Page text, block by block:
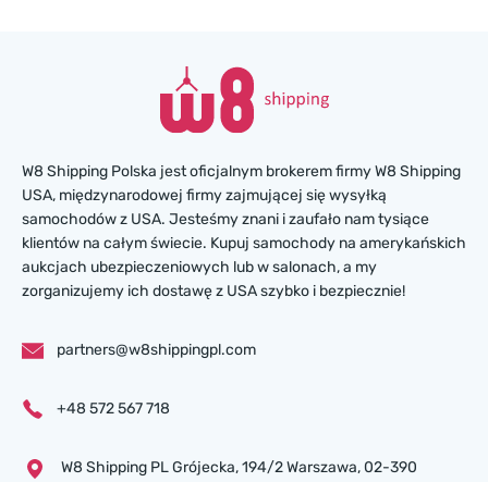
W8 Shipping Polska jest oficjalnym brokerem firmy W8 Shipping
USA, międzynarodowej firmy zajmującej się wysyłką
samochodów z USA. Jesteśmy znani i zaufało nam tysiące
klientów na całym świecie. Kupuj samochody na amerykańskich
aukcjach ubezpieczeniowych lub w salonach, a my
zorganizujemy ich dostawę z USA szybko i bezpiecznie!
partners@w8shippingpl.com
+48 572 567 718
W8 Shipping PL Grójecka , 194/2 Warszawa, 02-390